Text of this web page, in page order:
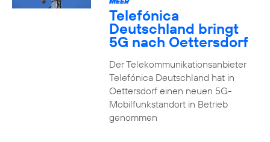
Telefónica
Deutschland bringt
5G nach Oettersdorf
Der Telekommunikationsanbieter
Telefónica Deutschland hat in
Oettersdorf einen neuen 5G-
Mobilfunkstandort in Betrieb
genommen